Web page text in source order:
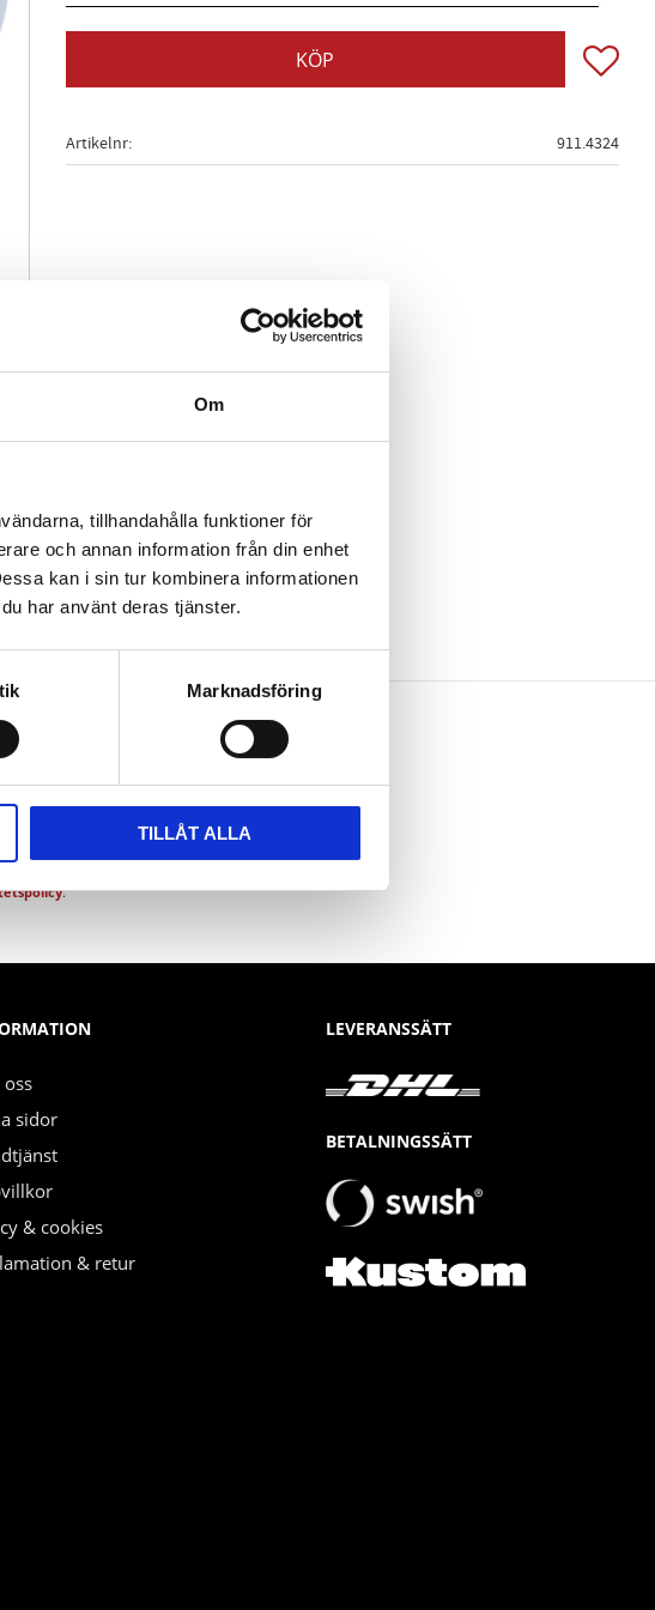
Om
tillhandahålla funktioner för
och annan information från din enhet
kan i sin tur kombinera informationen
har använt deras tjänster.
Marknadsföring
TILLÅT ALLA
KÖP Lägg
Artikelnr 911.4324
.
sidor
& cookies
& retur
LEVERANSSÄTT
BETALNINGSSÄTT